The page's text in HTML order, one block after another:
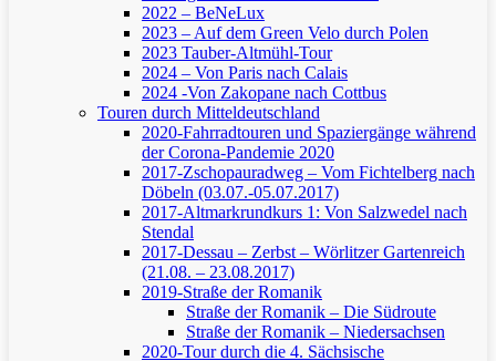
2022 – BeNeLux
2023 – Auf dem Green Velo durch Polen
2023 Tauber-Altmühl-Tour
2024 – Von Paris nach Calais
2024 -Von Zakopane nach Cottbus
Touren durch Mitteldeutschland
2020-Fahrradtouren und Spaziergänge während
der Corona-Pandemie 2020
2017-Zschopauradweg – Vom Fichtelberg nach
Döbeln (03.07.-05.07.2017)
2017-Altmarkrundkurs 1: Von Salzwedel nach
Stendal
2017-Dessau – Zerbst – Wörlitzer Gartenreich
(21.08. – 23.08.2017)
2019-Straße der Romanik
Straße der Romanik – Die Südroute
Straße der Romanik – Niedersachsen
2020-Tour durch die 4. Sächsische